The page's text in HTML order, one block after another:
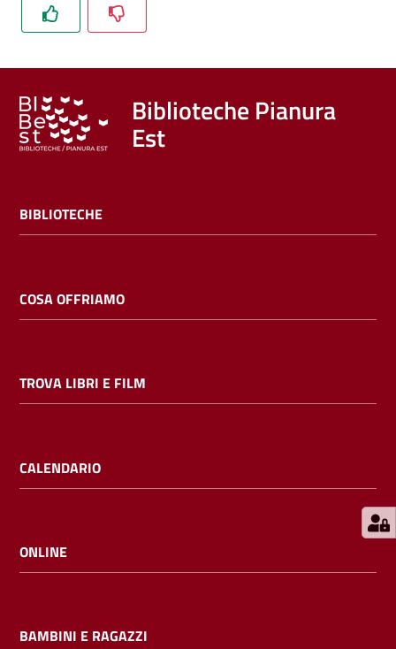
libri
film
Calendario
Bambini
E
l
i
cataloghi
Biblioteche Pianura
Est
BIBLIOTECHE
COSA OFFRIAMO
TROVA LIBRI E FILM
CALENDARIO
ONLINE
BAMBINI E RAGAZZI